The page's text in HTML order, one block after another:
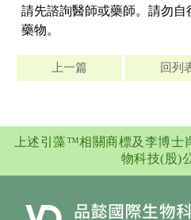
請先諮詢醫師或藥師。請勿
藥物。
上一篇 回列
上述引藻™相關商標及李博士
物科技(股)